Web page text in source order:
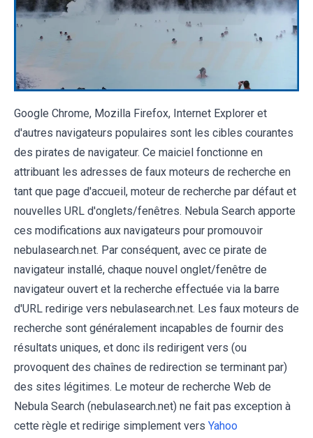
Google Chrome, Mozilla Firefox, Internet Explorer et
d'autres navigateurs populaires sont les cibles courantes
des pirates de navigateur. Ce maiciel fonctionne en
attribuant les adresses de faux moteurs de recherche en
tant que page d'accueil, moteur de recherche par défaut et
nouvelles URL d'onglets/fenêtres. Nebula Search apporte
ces modifications aux navigateurs pour promouvoir
nebulasearch.net. Par conséquent, avec ce pirate de
navigateur installé, chaque nouvel onglet/fenêtre de
navigateur ouvert et la recherche effectuée via la barre
d'URL redirige vers nebulasearch.net. Les faux moteurs de
recherche sont généralement incapables de fournir des
résultats uniques, et donc ils redirigent vers (ou
provoquent des chaînes de redirection se terminant par)
des sites légitimes. Le moteur de recherche Web de
Nebula Search (nebulasearch.net) ne fait pas exception à
cette règle et redirige simplement vers Yahoo